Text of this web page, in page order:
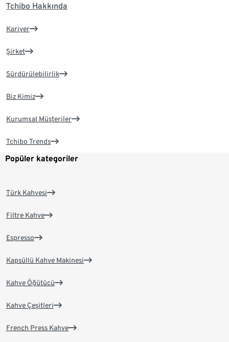
Tchibo Hakkında
Kariyer
Şirket
Sürdürülebilirlik
Biz Kimiz
Kurumsal Müşteriler
Tchibo Trends
Popüler kategoriler
Türk Kahvesi
Filtre Kahve
Espresso
Kapsüllü Kahve Makinesi
Kahve Öğütücü
Kahve Çeşitleri
French Press Kahve